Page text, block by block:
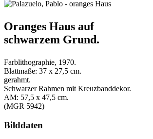
Oranges Haus auf
schwarzem Grund.
Farblithographie, 1970.
Blattmaße: 37 x 27,5 cm.
gerahmt.
Schwarzer Rahmen mit Kreuzbanddekor.
AM: 57,5 x 47,5 cm.
(MGR 5942)
Bilddaten